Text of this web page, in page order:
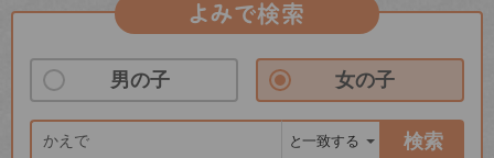
よみで検索
男の子 女の子
検索